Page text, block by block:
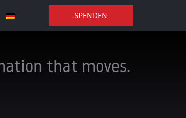
SPENDEN
that moves.